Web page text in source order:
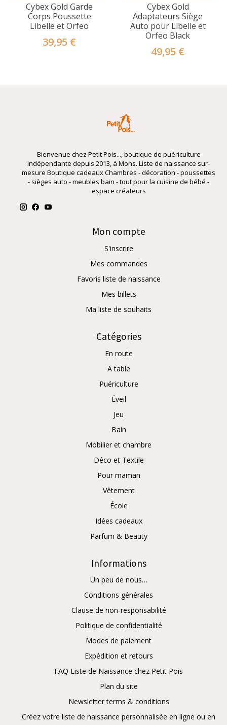
Cybex Gold Garde
Corps Poussette
Libelle et Orfeo
39,95 €
Cybex Gold
Adaptateurs Siège
Auto pour Libelle et
Orfeo Black
49,95 €
Bienvenue chez Petit Pois..., boutique de puériculture
indépendante depuis 2013, à Mons. Liste de naissance sur-
mesure Boutique cadeaux Chambres - décoration - poussettes
- sièges auto - meubles bain - tout pour la cuisine de bébé -
espace créateurs
Mon compte
S'inscrire
Mes commandes
Favoris liste de naissance
Mes billets
Ma liste de souhaits
Catégories
En route
A table
Puériculture
Éveil
Jeu
Bain
Mobilier et chambre
Déco et Textile
Pour maman
Vêtement
École
Idées cadeaux
Parfum & Beauty
Informations
Un peu de nous…
Conditions générales
Clause de non-responsabilité
Politique de confidentialité
Modes de paiement
Expédition et retours
FAQ Liste de Naissance chez Petit Pois
Plan du site
Newsletter terms & conditions
Créez votre liste de naissance personnalisée en ligne ou en